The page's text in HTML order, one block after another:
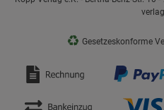
♻ Gesetzeskonforme